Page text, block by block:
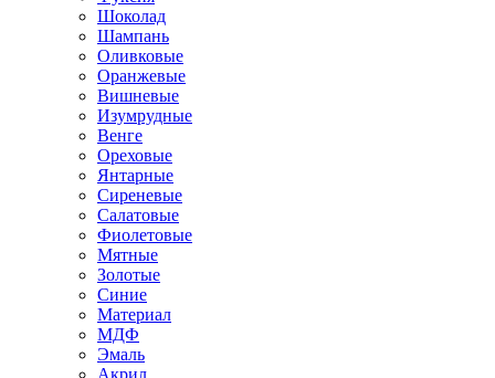
Шоколад
Шампань
Оливковые
Оранжевые
Вишневые
Изумрудные
Венге
Ореховые
Янтарные
Сиреневые
Салатовые
Фиолетовые
Мятные
Золотые
Синие
Материал
МДФ
Эмаль
Акрил